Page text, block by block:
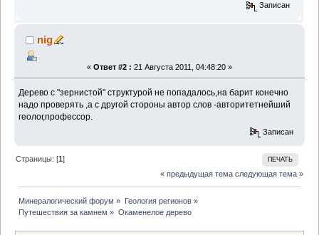
Записан
nig
« Ответ #2 : 21 Августа 2011, 04:48:20 »
Дерево с "зернистой" структурой не попадалось,на барит конечно
надо проверять ,а с другой стороны автор слов -авторитетнейший
геолог,профессор.
Записан
ПЕЧАТЬ
Страницы: [1]
« предыдущая тема следующая тема »
Минералогический форум » Геология регионов»
Путешествия за камнем » Окаменелое дерево